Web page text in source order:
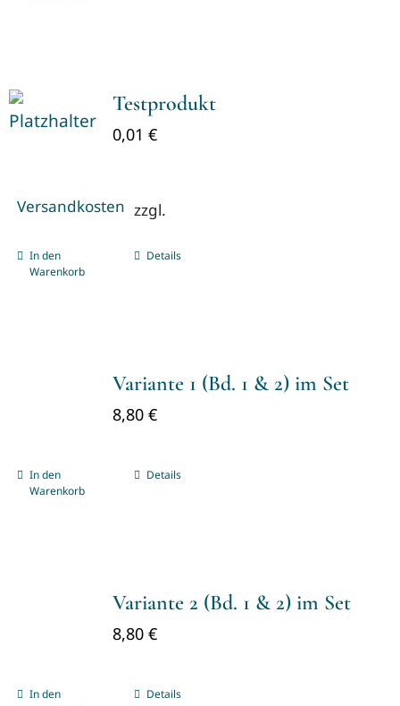
Testprodukt
0,01 €
zzgl.
Versandkosten
In den
Warenkorb
Details
Variante 1 (Bd. 1 & 2) im Set
8,80 €
In den
Warenkorb
Details
Variante 2 (Bd. 1 & 2) im Set
8,80 €
In den
Details